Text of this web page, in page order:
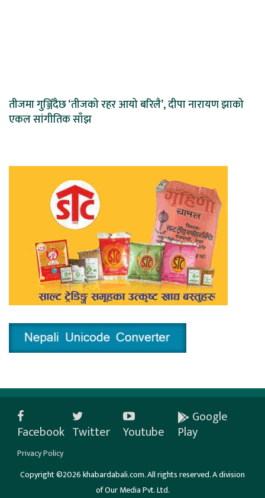
तीजमा गुञ्जिँदैछ ‘तीजको रहर आयो बरिलै’, दीपा नारायण झाको
एकल सांगीतिक साँझ
Facebook Twitter Youtube
Google
Play
Privacy Policy
Copyright ©2026 khabardabali.com. All rights reserved. A division
of Our Media Pvt. Ltd.